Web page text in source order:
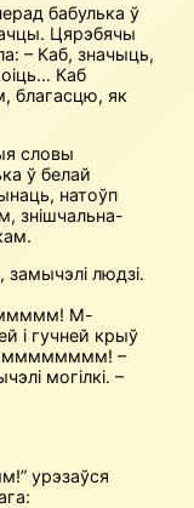
бабулька ў
Цярэбячы
– Каб, значыць,
Каб
благасцю, як
словы
ў белай
натоўп
знішчальна-
замычэлі людзі.
М-
гучней крыў
–
могілкі. –
урэзаўся